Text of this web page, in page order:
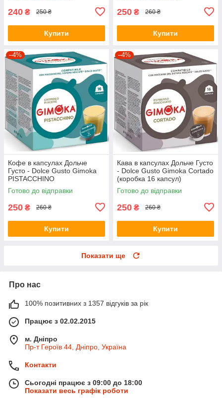
240 ₴ 250 ₴
Купити
250 ₴ 260 ₴
Купити
–4%
Кофе в капсулах Дольче
Густо - Dolce Gusto Gimoka
PISTACCHINO
Готово до відправки
250 ₴ 260 ₴
Купити
–4%
Кава в капсулах Дольче Густо
- Dolce Gusto Gimoka Cortado
(коробка 16 капсул)
Готово до відправки
250 ₴ 260 ₴
Купити
Показати ще
Про нас
100% позитивних з 1357 відгуків за рік
Працює з 02.02.2015
м. Дніпро
Пр-т Героїв 44, Дніпро, Україна
Контакти
Сьогодні працює з 09:00 до 18:00
Показати весь графік роботи